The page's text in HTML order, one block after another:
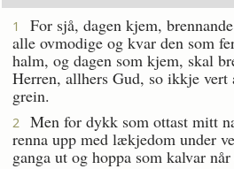
1
For sjå, dagen kjem,
alle ovmodige og kvar den som
halm, og dagen som kjem, skal
Herren, allhers Gud, so ikkje
grein.
2
Men for dykk som ottast mitt
renna upp med lækjedom under
ganga ut og hoppa som kalvar